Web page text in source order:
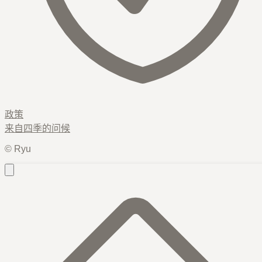
政策
来自 四季的问候
© Ryu